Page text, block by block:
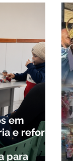
em
e reforça
para